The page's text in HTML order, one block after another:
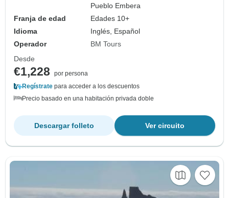
Pueblo Embera
Franja de edad
Edades 10+
Idioma
Inglés, Español
Operador
BM Tours
Desde
€1,228
por persona
Regístrate para acceder a los descuentos
Precio basado en una habitación privada doble
Ver circuito
Descargar folleto